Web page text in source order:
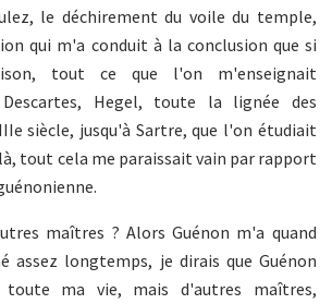
le déchirement du voile du temple,
qui m'a conduit à la conclusion que si
tout ce que l'on m'enseignait
Hegel, toute la lignée des
siècle, jusqu'à Sartre, que l'on étudiait
tout cela me paraissait vain par rapport
maîtres ? Alors Guénon m'a quand
assez longtemps, je dirais que Guénon
toute ma vie, mais d'autres maîtres,